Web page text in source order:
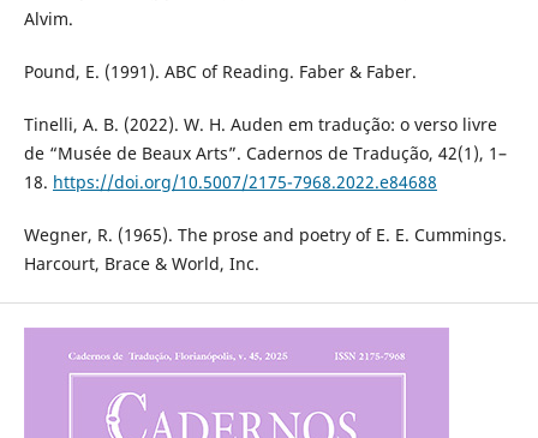
Alvim.
Pound, E. (1991). ABC of Reading. Faber & Faber.
Tinelli, A. B. (2022). W. H. Auden em tradução: o verso livre
de “Musée de Beaux Arts”. Cadernos de Tradução, 42(1), 1–
18. https://doi.org/10.5007/2175-7968.2022.e84688
Wegner, R. (1965). The prose and poetry of E. E. Cummings.
Harcourt, Brace & World, Inc.